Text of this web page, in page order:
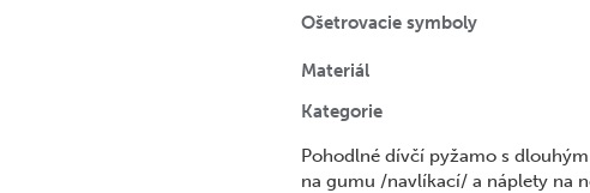
Ošetrovacie symboly
Materiál
Kategorie
Pohodlné dívčí pyžamo s
na gumu /navlíkací/ a náplety na